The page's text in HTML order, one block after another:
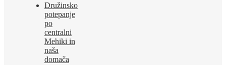
Družinsko
potepanje
po
centralni
Mehiki in
naša
domača